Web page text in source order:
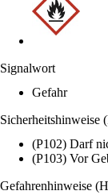
Signalwort
Gefahr
Sicherheitshinweise
(P102) Darf
(P103) Vor
Gefahrenhinweise